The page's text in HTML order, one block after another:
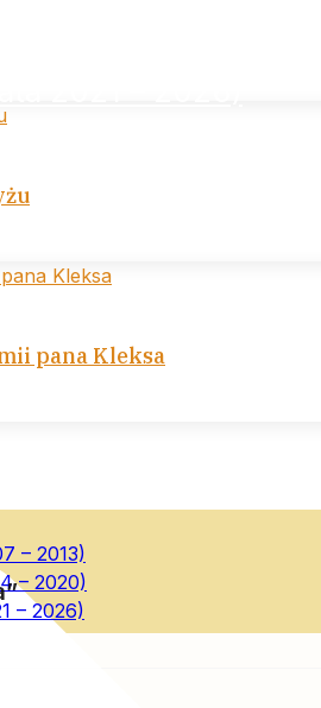
2014 – 2020)
– 2013)
– 2020)
– 2026)
pana Kleksa